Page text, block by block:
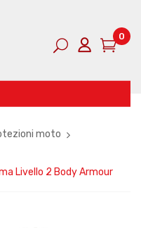
0
moto
Livello 2 Body Armour